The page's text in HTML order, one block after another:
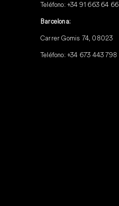
Teléfono:+34 91 663 64 66
Barcelona:
Carrer Gomis 74, 08023
Teléfono:+34 673 443 798